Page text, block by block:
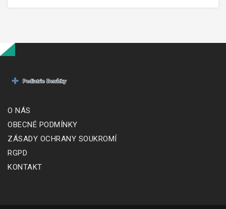
O NÁS
OBECNÉ PODMÍNKY
ZÁSADY OCHRANY SOUKROMÍ
RGPD
KONTAKT